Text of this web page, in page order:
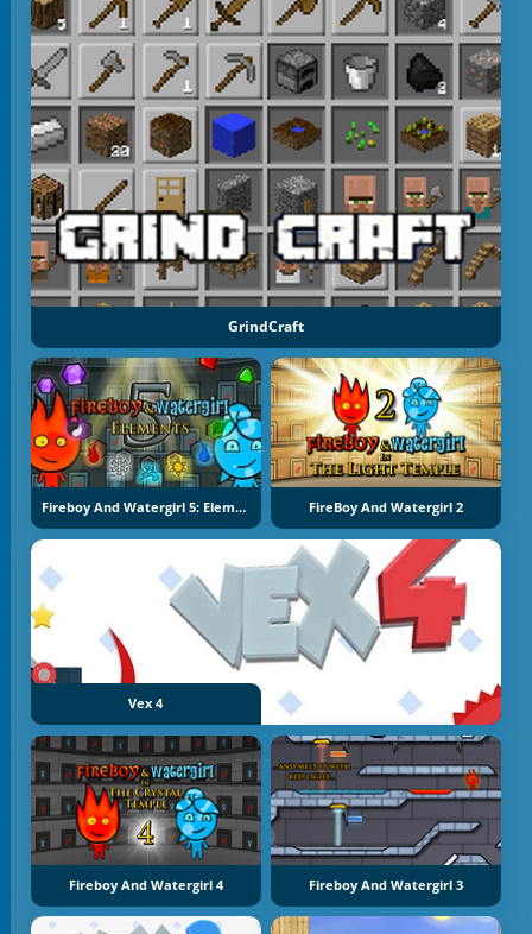
GrindCraft
Fireboy And Watergirl 5: Elements FireBoy And Watergirl 2
Vex 4
Fireboy And Watergirl 4 Fireboy And Watergirl 3